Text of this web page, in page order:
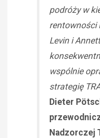
podróży w
rentowności
Levin i
wspólnie
strategię
Dieter
Nadzorczej